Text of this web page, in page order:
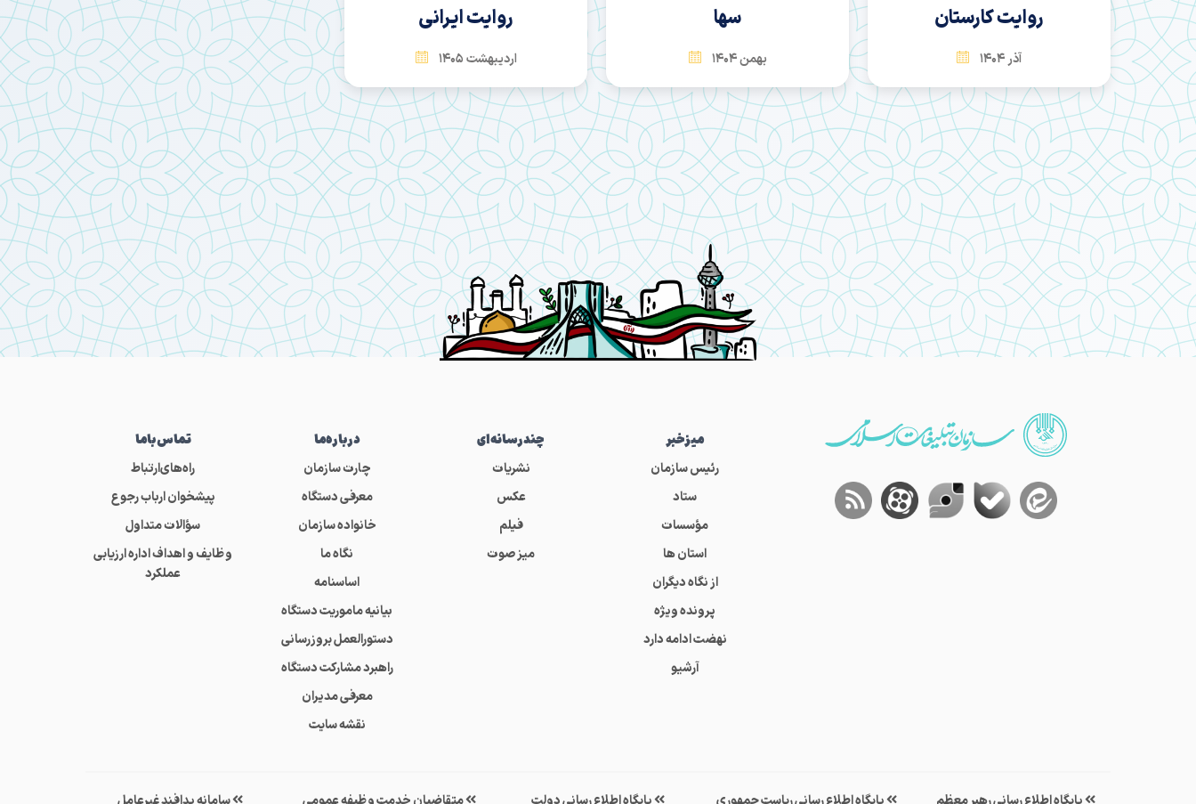
روایت کارستان
آذر 1404
سها
بهمن 1404
روایت ایرانی
اردیبهشت 1405
میز‌خبر
رئیس سازمان
ستاد
مؤسسات
استان ها
از نگاه دیگران
پرونده ویژه
نهضت ادامه دارد
آرشیو
چندرسانه‌ای
نشریات
عکس
فیلم
میز صوت
درباره‌ما
چارت سازمان
معرفی دستگاه
خانواده سازمان
نگاه ما
اساسنامه
بیانیه ماموریت دستگاه
دستورالعمل بروزرسانی
راهبرد مشارکت دستگاه
معرفی مدیران
نقشه سایت
تماس‌باما
راه‌های‌ارتباط
پیشخوان ارباب رجوع
سؤالات متداول
وظایف و اهداف اداره ارزیابی
عملکرد